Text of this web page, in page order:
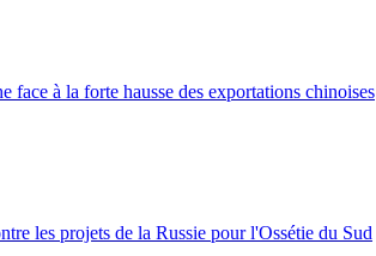
face à la forte hausse des exportations chinoises
les projets de la Russie pour l'Ossétie du Sud